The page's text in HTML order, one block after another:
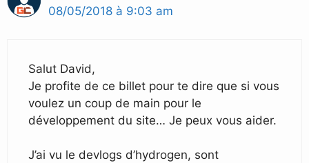
08/05/2018 à 9:03 am
Salut David,
Je profite de ce billet pour te dire que si vous
voulez un coup de main pour le
développement du site… Je peux vous aider.
J’ai vu le devlogs d’hydrogen, sont